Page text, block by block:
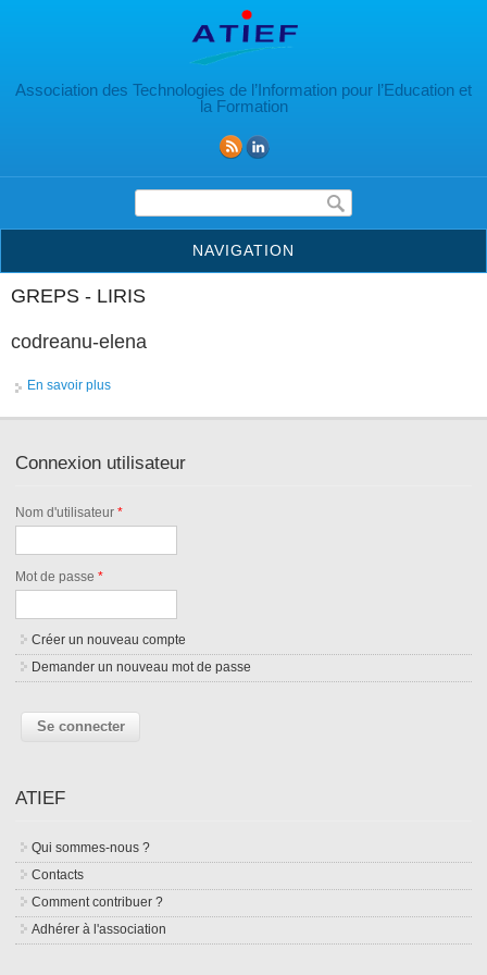
Association des Technologies de l’Information pour l’Education et
la Formation
Formulaire de recherche
NAVIGATION
GREPS - LIRIS
codreanu-elena
En savoir plus
Connexion utilisateur
Nom d'utilisateur*
Mot de passe*
Créer un nouveau compte
Demander un nouveau mot de passe
ATIEF
Qui sommes-nous ?
Contacts
Comment contribuer ?
Adhérer à l'association